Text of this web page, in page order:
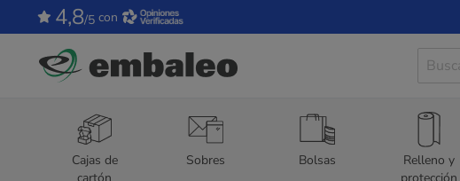
4,8/5 con
Cajas de
Sobres Bolsas
Relleno y